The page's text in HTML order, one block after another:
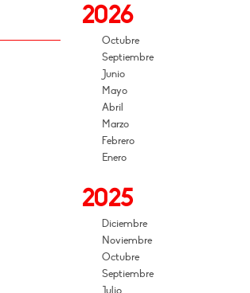
2026
Octubre
Septiembre
Junio
Mayo
Abril
Marzo
Febrero
Enero
2025
Diciembre
Noviembre
Octubre
Septiembre